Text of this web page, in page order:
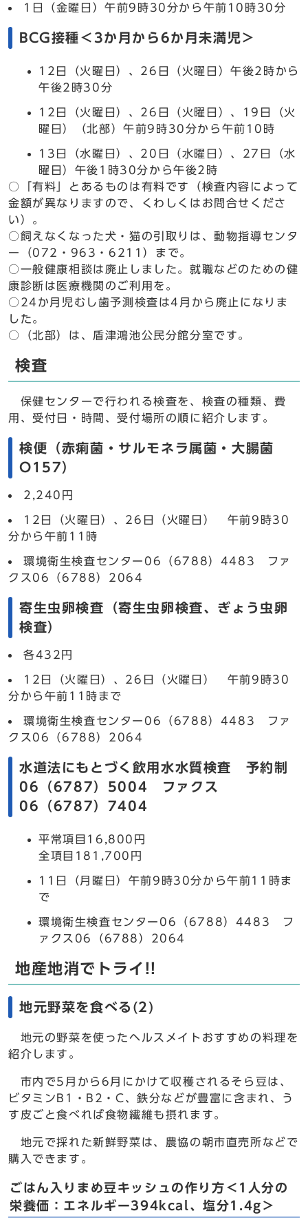
1日（金曜日）午前9時30分から午前10時30分
BCG接種＜3か月から6か月未満児＞
12日（火曜日）、26日（火曜日）午後2時から
午後2時30分
12日（火曜日）、26日（火曜日）、19日（火
曜日）（北部）午前9時30分から午前10時
13日（水曜日）、20日（水曜日）、27日（水
曜日）午後1時30分から午後2時
○「有料」とあるものは有料です（検査内容によって
金額が異なりますので、くわしくはお問合せくださ
い）。
○飼えなくなった犬・猫の引取りは、動物指導センタ
ー（072・963・6211）まで。
○一般健康相談は廃止しました。就職などのための健
康診断は医療機関のご利用を。
○24か月児むし歯予測検査は4月から廃止になりま
した。
○（北部）は、盾津鴻池公民分館分室です。
検査
保健センターで行われる検査を、検査の種類、費
用、受付日・時間、受付場所の順に紹介します。
検便（赤痢菌・サルモネラ属菌・大腸菌
O157）
2,240円
12日（火曜日）、26日（火曜日） 午前9時30
分から午前11時
環境衛生検査センター06（6788）4483 ファ
クス06（6788）2064
寄生虫卵検査（寄生虫卵検査、ぎょう虫卵
検査）
各432円
12日（火曜日）、26日（火曜日） 午前9時30
分から午前11時まで
環境衛生検査センター06（6788）4483 ファ
クス06（6788）2064
水道法にもとづく飲用水水質検査 予約制
06（6787）5004 ファクス
06（6787）7404
平常項目16,800円
全項目181,700円
11日（月曜日）午前9時30分から午前11時ま
で
環境衛生検査センター06（6788）4483 フ
ァクス06（6788）2064
地産地消でトライ!!
地元野菜を食べる(2)
地元の野菜を使ったヘルスメイトおすすめの料理を
紹介します。
市内で5月から6月にかけて収穫されるそら豆は、
ビタミンB1・B2・C、鉄分などが豊富に含まれ、う
す皮ごと食べれば食物繊維も摂れます。
地元で採れた新鮮野菜は、農協の朝市直売所などで
購入できます。
ごはん入りまめ豆キッシュの作り方＜1人分の
栄養価：エネルギー394kcal、塩分1.4g＞